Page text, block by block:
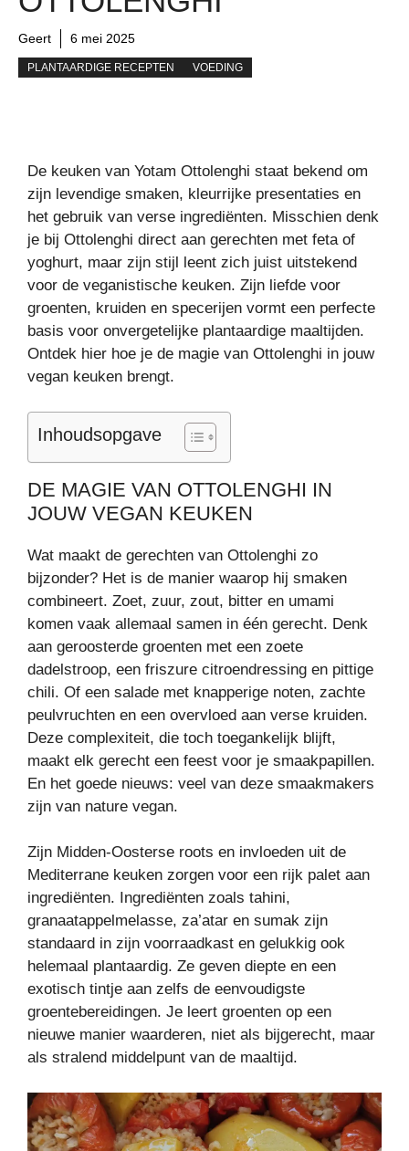
Geert 6 mei 2025
PLANTAARDIGE RECEPTEN VOEDING
De keuken van Yotam Ottolenghi staat bekend om
zijn levendige smaken, kleurrijke presentaties en
het gebruik van verse ingrediënten. Misschien denk
je bij Ottolenghi direct aan gerechten met feta of
yoghurt, maar zijn stijl leent zich juist uitstekend
voor de veganistische keuken. Zijn liefde voor
groenten, kruiden en specerijen vormt een perfecte
basis voor onvergetelijke plantaardige maaltijden.
Ontdek hier hoe je de magie van Ottolenghi in jouw
vegan keuken brengt.
Inhoudsopgave
DE MAGIE VAN OTTOLENGHI IN
JOUW VEGAN KEUKEN
Wat maakt de gerechten van Ottolenghi zo
bijzonder? Het is de manier waarop hij smaken
combineert. Zoet, zuur, zout, bitter en umami
komen vaak allemaal samen in één gerecht. Denk
aan geroosterde groenten met een zoete
dadelstroop, een friszure citroendressing en pittige
chili. Of een salade met knapperige noten, zachte
peulvruchten en een overvloed aan verse kruiden.
Deze complexiteit, die toch toegankelijk blijft,
maakt elk gerecht een feest voor je smaakpapillen.
En het goede nieuws: veel van deze smaakmakers
zijn van nature vegan.
Zijn Midden-Oosterse roots en invloeden uit de
Mediterrane keuken zorgen voor een rijk palet aan
ingrediënten. Ingrediënten zoals tahini,
granaatappelmelasse, za’atar en sumak zijn
standaard in zijn voorraadkast en gelukkig ook
helemaal plantaardig. Ze geven diepte en een
exotisch tintje aan zelfs de eenvoudigste
groentebereidingen. Je leert groenten op een
nieuwe manier waarderen, niet als bijgerecht, maar
als stralend middelpunt van de maaltijd.